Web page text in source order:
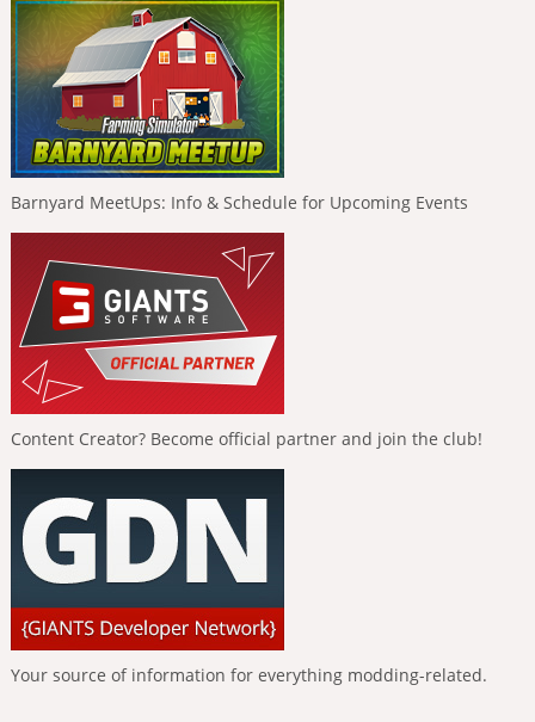
Barnyard MeetUps: Info & Schedule for Upcoming Events
Content Creator? Become official partner and join the club!
Your source of information for everything modding-related.